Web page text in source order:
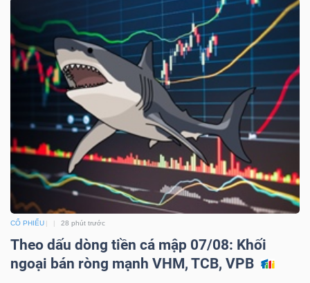
CỔ PHIẾU 28 phút trước
Theo dấu dòng tiền cá mập 07/08: Khối
ngoại bán ròng mạnh VHM, TCB, VPB
CHĂM
SỨC
KHỎE
CHÍNH
CÔNG